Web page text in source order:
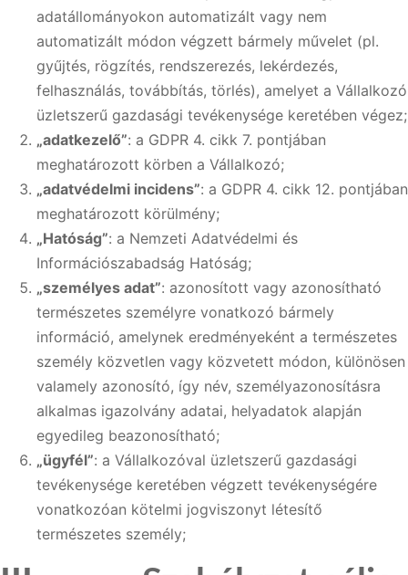
adatállományokon automatizált vagy nem
automatizált módon végzett bármely művelet (pl.
gyűjtés, rögzítés, rendszerezés, lekérdezés,
felhasználás, továbbítás, törlés), amelyet a Vállalkozó
üzletszerű gazdasági tevékenysége keretében végez;
„adatkezelő”: a GDPR 4. cikk 7. pontjában
meghatározott körben a Vállalkozó;
„adatvédelmi incidens”: a GDPR 4. cikk 12. pontjában
meghatározott körülmény;
„Hatóság”: a Nemzeti Adatvédelmi és
Információszabadság Hatóság;
„személyes adat”: azonosított vagy azonosítható
természetes személyre vonatkozó bármely
információ, amelynek eredményeként a természetes
személy közvetlen vagy közvetett módon, különösen
valamely azonosító, így név, személyazonosításra
alkalmas igazolvány adatai, helyadatok alapján
egyedileg beazonosítható;
„ügyfél”: a Vállalkozóval üzletszerű gazdasági
tevékenysége keretében végzett tevékenységére
vonatkozóan kötelmi jogviszonyt létesítő
természetes személy;